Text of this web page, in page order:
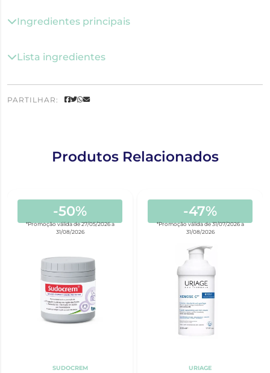
Ingredientes principais
Lista ingredientes
PARTILHAR:
Produtos Relacionados
-50%
*Promoção válida de 27/05/2026 a
31/08/2026
SUDOCREM
-47%
*Promoção válida de 31/07/2026 a
31/08/2026
URIAGE